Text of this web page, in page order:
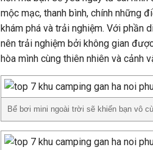
mộc mạc, thanh bình, chính những
khám phá và trải nghiệm. Với phần
nên trải nghiệm bởi không gian
hòa mình cùng thiên nhiên và cảnh
Bể bơi mini ngoài trời sẽ khiến bạn vô